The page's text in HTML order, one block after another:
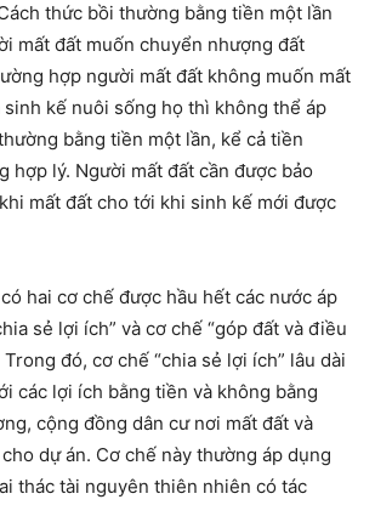
thức bồi thường bằng tiền một lần
mất đất muốn chuyển nhượng đất
hợp người mất đất không muốn mất
sinh kế nuôi sống họ thì không thể áp
bằng tiền một lần, kể cả tiền
hợp lý. Người mất đất cần được bảo
mất đất cho tới khi sinh kế mới được
hai cơ chế được hầu hết các nước áp
sẻ lợi ích” và cơ chế “góp đất và điều
đó, cơ chế “chia sẻ lợi ích” lâu dài
các lợi ích bằng tiền và không bằng
cộng đồng dân cư nơi mất đất và
dự án. Cơ chế này thường áp dụng
thác tài nguyên thiên nhiên có tác